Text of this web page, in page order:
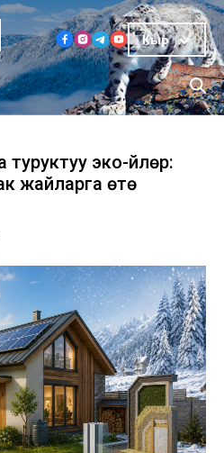
Кыр
эко-үйлөр:
жайларга өтө